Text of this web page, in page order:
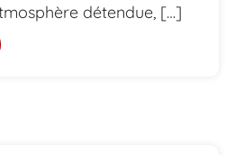
détendue, […]